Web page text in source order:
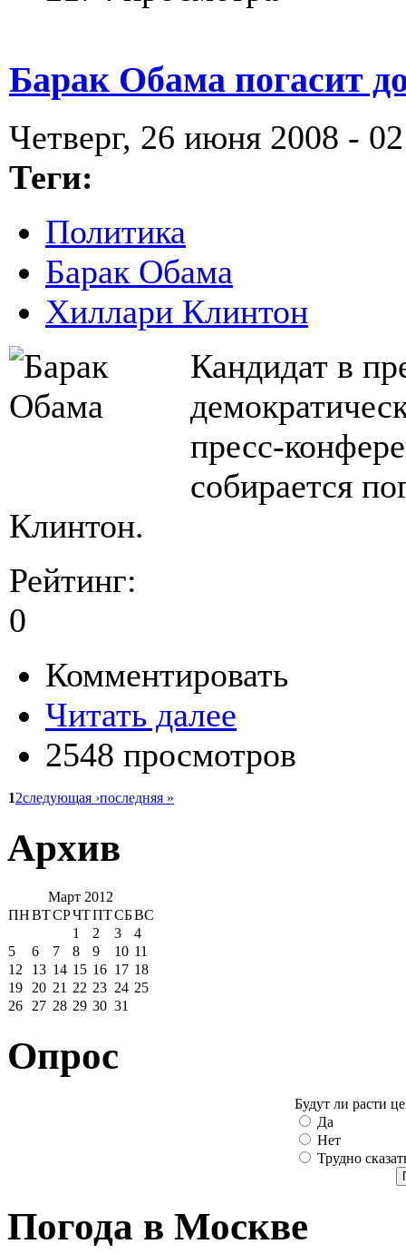
Барак Обама погасит
Четверг, 26 июня 2008 -
Теги:
Политика
Барак Обама
Хиллари Клинтон
Кандидат в
пресс-
собирается
Клинтон.
Рейтинг:
0
Комментировать
Читать далее
2548 просмотров
12следующая ›последняя »
Архив
Март 2012
ПНВТСРЧТПТСБВС
1
2 3
4
5
6 7 8 9 10 11
12
13 14 15 16 17 18
19
20 21 22 23 24 25
26
27 28 29 30 31
Опрос
Будут ли расти
Да
Нет
Трудно
Погода в Москве